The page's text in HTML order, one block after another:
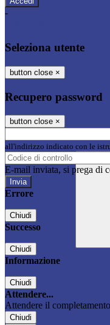
-
Seleziona utente
button close ×
Recupero password
button close ×
all'indirizzo indicato con le
E-mail inviata, si prega di
Errore
Chiudi
Successo
Chiudi
Informazione
Chiudi
Attendere...
Attendere il
Chiudi